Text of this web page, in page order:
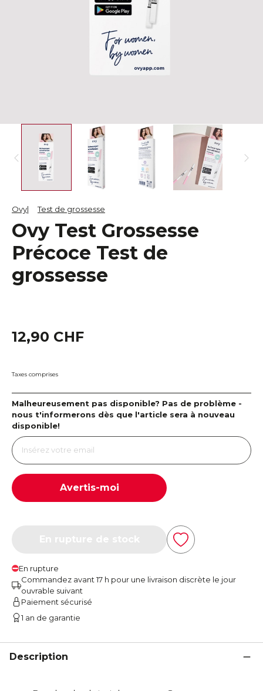
Ovy Test de grossesse
Ovy Test Grossesse
Précoce Test de
grossesse
12,90 CHF
Taxes comprises
Malheureusement pas disponible? Pas de problème -
nous t'informerons dès que l'article sera à nouveau
disponible!
Avertis-moi
En rupture
Commandez avant 17 h pour une livraison discrète le jour
ouvrable suivant
Paiement sécurisé
1 an de garantie
Description